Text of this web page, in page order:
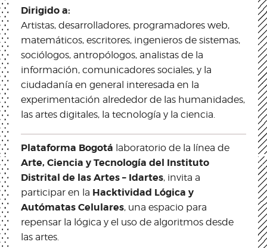
Dirigido a:
Artistas, desarrolladores, programadores web,
matemáticos, escritores, ingenieros de sistemas,
sociólogos, antropólogos, analistas de la
información, comunicadores sociales, y la
ciudadanía en general interesada en la
experimentación alrededor de las humanidades,
las artes digitales, la tecnología y la ciencia.
Plataforma Bogotá laboratorio de la línea de
Arte, Ciencia y Tecnología del Instituto
Distrital de las Artes – Idartes, invita a
participar en la Hacktividad Lógica y
Autómatas Celulares, una espacio para
repensar la lógica y el uso de algoritmos desde
las artes.